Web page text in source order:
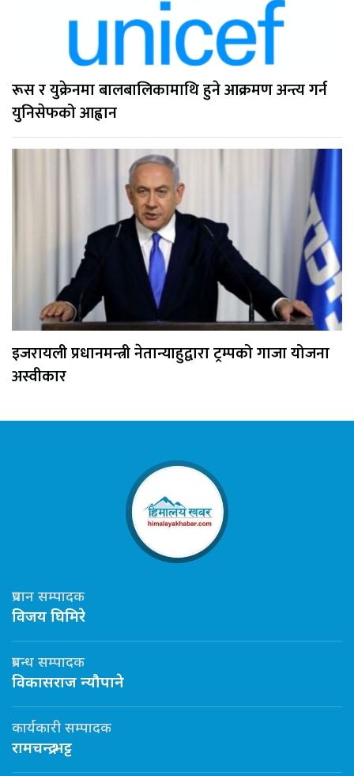
रूस र युक्रेनमा बालबालिकामाथि हुने आक्रमण अन्त्य गर्न
युनिसेफको आह्वान
इजरायली प्रधानमन्त्री नेतान्याहुद्वारा ट्रम्पको गाजा योजना
अस्वीकार
प्रधान सम्पादक
विजय घिमिरे
प्रबन्ध सम्पादक
विकासराज न्यौपाने
कार्यकारी सम्पादक
रामचन्द्र भट्ट